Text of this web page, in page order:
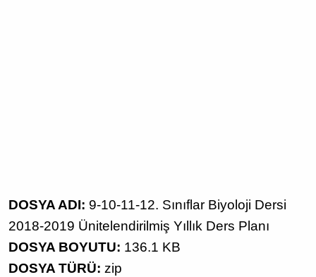
DOSYA ADI: 9-10-11-12. Sınıflar Biyoloji Dersi
2018-2019 Ünitelendirilmiş Yıllık Ders Planı
DOSYA BOYUTU: 136.1 KB
DOSYA TÜRÜ: zip